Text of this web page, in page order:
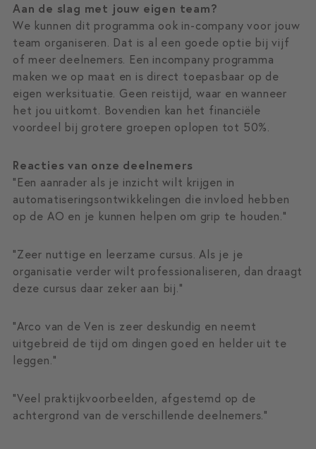
Aan de slag met jouw eigen team?
We kunnen dit programma ook in-company voor jouw
team organiseren. Dat is al een goede optie bij vijf
of meer deelnemers. Een incompany programma
maken we op maat en is direct toepasbaar op de
eigen werksituatie. Geen reistijd, waar en wanneer
het jou uitkomt. Bovendien kan het financiële
voordeel bij grotere groepen oplopen tot 50%.
Reacties van onze deelnemers
“Een aanrader als je inzicht wilt krijgen in
automatiseringsontwikkelingen die invloed hebben
op de AO en je kunnen helpen om grip te houden.”
“Zeer nuttige en leerzame cursus. Als je je
organisatie verder wilt professionaliseren, dan draagt
deze cursus daar zeker aan bij.”
“Arco van de Ven is zeer deskundig en neemt
uitgebreid de tijd om dingen goed en helder uit te
leggen.”
“Veel praktijkvoorbeelden, afgestemd op de
achtergrond van de verschillende deelnemers.”